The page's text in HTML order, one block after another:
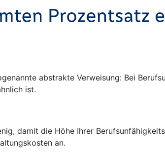
abstrakte Verweisung: Bei
ist.
damit die Höhe Ihrer
an.